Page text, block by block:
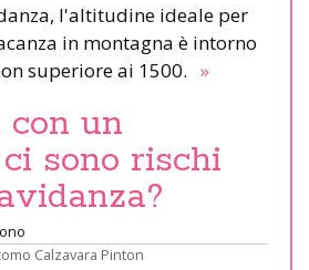
l'altitudine ideale per
in montagna è intorno
superiore ai 1500. »
con un
sono rischi
Calzavara Pinton